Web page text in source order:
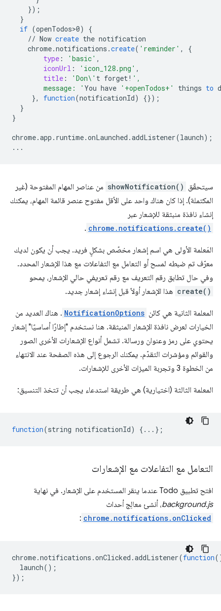
});
}
if (openTodos>0)
{
// Now create the notification
chrome.notifications .create( 'reminder' ,
{
type : 'basic' ,
iconUrl : 'icon_128.png' ,
title : 'Don\' t forget ! ',
        message: '
You have '+openTodos+' things to
}, function(notificationId) {});
}
}
chrome.app . runtime.onLaunched .addListener(launch);
...
سيتحقّق showNotification() من عناصر المهام المفتوحة (غير
المكتملة). إذا كان هناك واحد على الأقل مفتوح عنصر قائمة المهام، يمكنك
إنشاء نافذة منبثقة للإشعار عبر
chrome.notifications.create()
.
المَعلمة الأولى هي اسم إشعار مخصّص بشكلٍ فريد. يجب أن يكون لديك
معرّف تم ضبطه لمسح أو التعامل مع التفاعلات مع هذا الإشعار المحدد.
وفي حال تطابق رقم التعريف مع رقم تعريفي حالي الإشعار، يمحو
create() هذا الإشعار أولاً قبل إنشاء إشعار جديد.
المعلمة الثانية هي كائن NotificationOptions . هناك العديد من
الخيارات لعرض نافذة الإشعار المنبثقة. هنا نستخدم "إطارًا أساسيًا" إشعار
يحتوي على رمز وعنوان ورسالة. تشمل أنواع الإشعارات الأخرى الصور
والقوائم ومؤشرات التقدّم. يمكنك الرجوع إلى هذه الصفحة عند الانتهاء
من الخطوة 3 وتجربة الميزات الأخرى للإشعارات.
المعلمة الثالثة (اختيارية) هي طريقة استدعاء يجب أن تتخذ التنسيق:
function(string notificationId) {...};
التعامل مع التفاعلات مع الإشعارات
افتح تطبيق Todo عندما ينقر المستخدم على الإشعار. في نهاية
background.js، أنشئ معالِج أحداث
chrome.notifications.onClicked
:
chrome.notifications .onClicked .addListener(function
launch();
});